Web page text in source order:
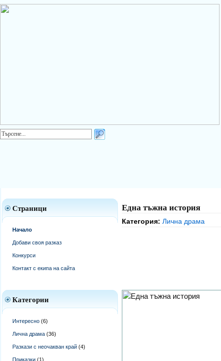
Една тъжна история
Категория: Лична драма
Страници
Начало
Добави своя разказ
Конкурси
Контакт с екипа на сайта
Категории
Интересно (6)
Лична драма (36)
Разкази с неочакван край (4)
Приказки (1)